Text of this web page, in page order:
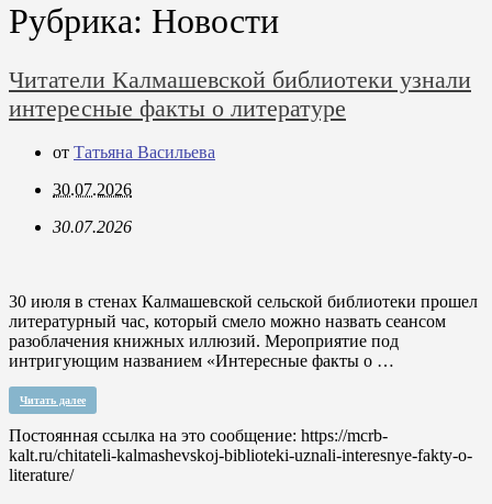
Рубрика: Новости
Читатели Калмашевской библиотеки узнали
интересные факты о литературе
от Татьяна Васильева
30.07.2026
30.07.2026
30 июля в стенах Калмашевской сельской библиотеки прошел
литературный час, который смело можно назвать сеансом
разоблачения книжных иллюзий. Мероприятие под
интригующим названием «Интересные факты о …
Читать далее
Постоянная ссылка на это сообщение: https://mcrb-
kalt.ru/chitateli-kalmashevskoj-biblioteki-uznali-interesnye-fakty-o-
literature/